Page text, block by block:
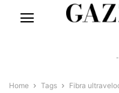
Home Tags Fibra